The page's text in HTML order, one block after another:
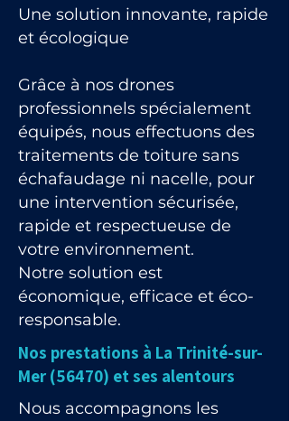
Une solution innovante, rapide
et écologique
Grâce à nos drones
professionnels spécialement
équipés, nous effectuons des
traitements de toiture sans
échafaudage ni nacelle, pour
une intervention sécurisée,
rapide et respectueuse de
votre environnement.
Notre solution est
économique, efficace et éco-
responsable.
Nos prestations à La Trinité-sur-
Mer (56470) et ses alentours
Nous accompagnons les